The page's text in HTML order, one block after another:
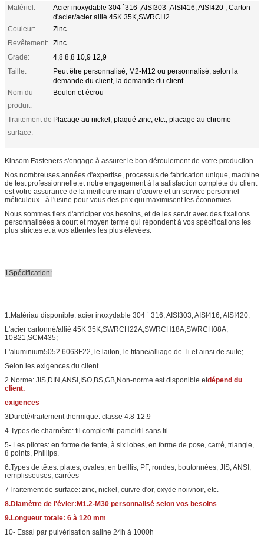
Matériel:
Acier inoxydable 304 `316 ,AISI303 ,AISI416, AISI420 ; Carton
d'acier/acier allié 45K 35K,SWRCH2
Couleur:
Zinc
Revêtement: Zinc
Grade:
4,8 8,8 10,9 12,9
Taille:
Peut être personnalisé, M2-M12 ou personnalisé, selon la
demande du client, la demande du client
Nom du
produit:
Boulon et écrou
Traitement de
surface:
Placage au nickel, plaqué zinc, etc., placage au chrome
Kinsom Fasteners s'engage à assurer le bon déroulement de votre production.
Nos nombreuses années d'expertise, processus de fabrication unique, machine
de test professionnelle,et notre engagement à la satisfaction complète du client
est votre assurance de la meilleure main-d'œuvre et un service personnel
méticuleux - à l'usine pour vous des prix qui maximisent les économies.
Nous sommes fiers d'anticiper vos besoins, et de les servir avec des fixations
personnalisées à court et moyen terme qui répondent à vos spécifications les
plus strictes et à vos attentes les plus élevées.
1Spécification:
1.Matériau disponible: acier inoxydable 304 ` 316, AISI303, AISI416, AISI420;
L'acier cartonné/allié 45K 35K,SWRCH22A,SWRCH18A,SWRCH08A,
10B21,SCM435;
L'aluminium5052 6063F22, le laiton, le titane/alliage de Ti et ainsi de suite;
Selon les exigences du client
2.Norme: JIS,DIN,ANSI,ISO,BS,GB,Non-norme est disponible etdépend du
client.
exigences
3Dureté/traitement thermique: classe 4.8-12.9
4.Types de charnière: fil complet/fil partiel/fil sans fil
5- Les pilotes: en forme de fente, à six lobes, en forme de pose, carré, triangle,
8 points, Phillips.
6.Types de têtes: plates, ovales, en treillis, PF, rondes, boutonnées, JIS, ANSI,
remplisseuses, carrées
7Traitement de surface: zinc, nickel, cuivre d'or, oxyde noir/noir, etc.
8.Diamètre de l'évier:M1.2-M30 personnalisé selon vos besoins
9.Longueur totale: 6 à 120 mm
10- Essai par pulvérisation saline 24h à 1000h